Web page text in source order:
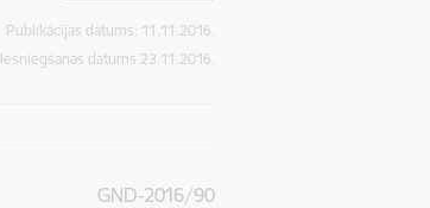
Publikācijas datums: 11.11.2016.
Iesniegšanas datums 23.11.2016.
GND-2016/90